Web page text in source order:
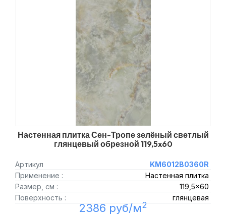
Настенная плитка Сен-Тропе зелёный светлый
глянцевый обрезной 119,5x60
Артикул
KM6012B0360R
Применение :
Настенная плитка
Размер, см :
119,5x60
Поверхность :
глянцевая
2386 руб/м2